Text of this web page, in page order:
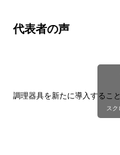
代表者の声
調理器具を新たに導入するこ
スク